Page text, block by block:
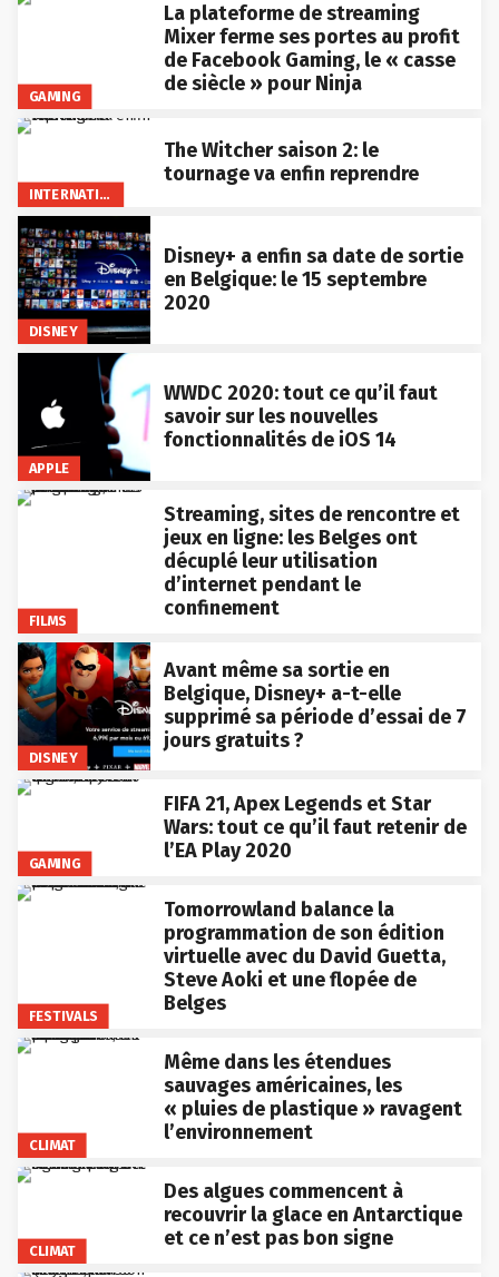
GAMING
La plateforme de streaming
Mixer ferme ses portes au profit
de Facebook Gaming, le « casse
de siècle » pour Ninja
INTERNATIONAL
The Witcher saison 2: le
tournage va enfin reprendre
DISNEY
Disney+ a enfin sa date de sortie
en Belgique: le 15 septembre
2020
APPLE
WWDC 2020: tout ce qu’il faut
savoir sur les nouvelles
fonctionnalités de iOS 14
FILMS
Streaming, sites de rencontre et
jeux en ligne: les Belges ont
décuplé leur utilisation
d’internet pendant le
confinement
DISNEY
Avant même sa sortie en
Belgique, Disney+ a-t-elle
supprimé sa période d’essai de 7
jours gratuits ?
GAMING
FIFA 21, Apex Legends et Star
Wars: tout ce qu’il faut retenir de
l’EA Play 2020
FESTIVALS
Tomorrowland balance la
programmation de son édition
virtuelle avec du David Guetta,
Steve Aoki et une flopée de
Belges
CLIMAT
Même dans les étendues
sauvages américaines, les
« pluies de plastique » ravagent
l’environnement
CLIMAT
Des algues commencent à
recouvrir la glace en Antarctique
et ce n’est pas bon signe